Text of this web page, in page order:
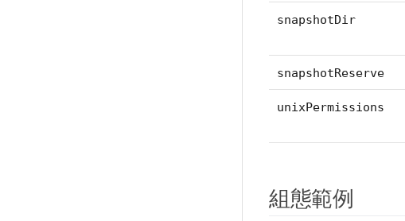
snapshotDir
snapshotReserve
unixPermissions
組態範例